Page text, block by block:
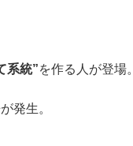
系統”を作る人が登場。
発生。